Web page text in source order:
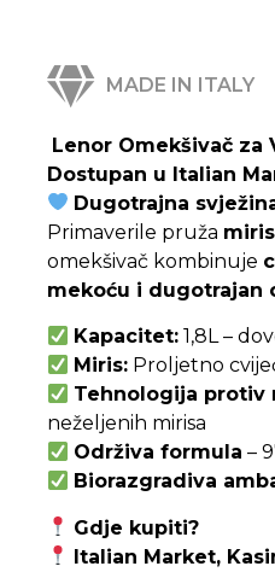
MADE IN ITALY
Lenor Omekšivač za
Dostupan u Italian
Dugotrajna
Primaverile pruža
omekšivač kombinuje
mekoću i dugotrajan
Kapacitet: 1,8L –
Miris: Proljetno
Tehnologija protiv
neželjenih mirisa
Održiva formula –
Biorazgradiva
Gdje kupiti?
Italian Market,